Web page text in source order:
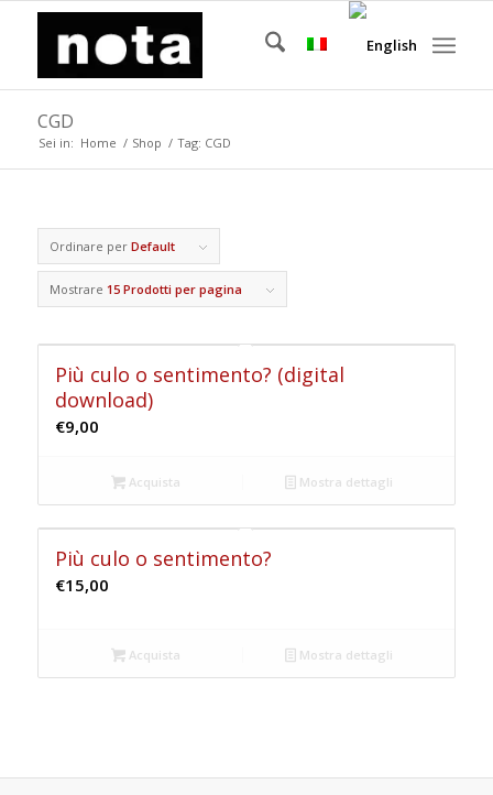
CGD
Sei in: Home / Shop / Tag: CGD
Ordinare per Default
Mostrare 15 Prodotti per pagina
Più culo o sentimento? (digital
download)
€9,00
Acquista Mostra dettagli
Più culo o sentimento?
€15,00
Acquista Mostra dettagli